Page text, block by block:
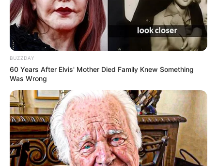
BUZZDAY
60 Years After Elvis' Mother Died Family Knew Something
Was Wrong